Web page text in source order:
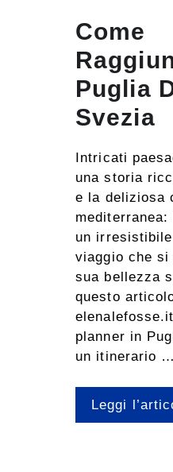
Come
Puglia
Svezia
Intricati
una storia
e la deliziosa
un
viaggio che
sua bellezza
questo
planner in
un itinerario …
Leggi